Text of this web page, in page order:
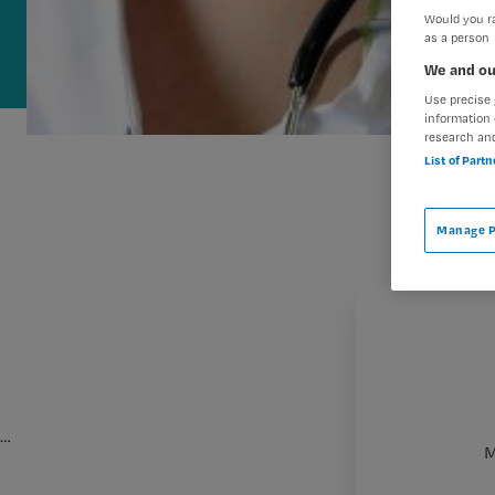
…
Would you
as a person
We and
Use
information
research
List of
Manage